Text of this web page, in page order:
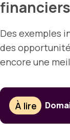
Des exemples
des
encore une
À lire